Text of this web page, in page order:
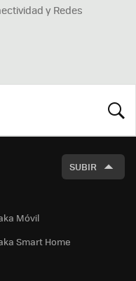
y Redes
SUBIR
Móvil
Smart Home